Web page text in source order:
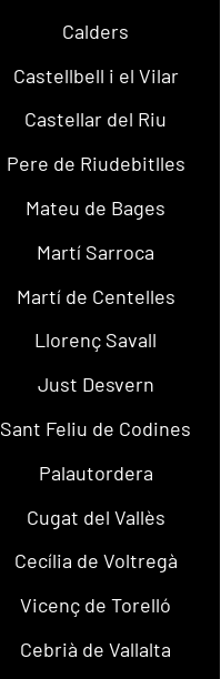
Calders
Castellbell i el Vilar
Castellar del Riu
Pere de Riudebitlles
Mateu de Bages
Martí Sarroca
Martí de Centelles
Llorenç Savall
Just Desvern
Sant Feliu de Codines
Palautordera
Cugat del Vallès
Cecília de Voltregà
Vicenç de Torelló
Cebrià de Vallalta